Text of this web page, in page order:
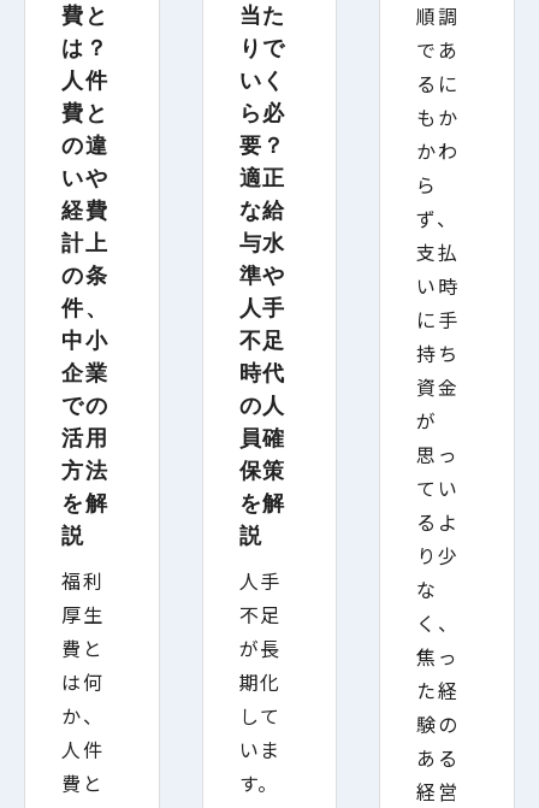
費と
は？
人件
費と
の違
いや
経費
計上
の条
件、
中小
企業
での
活用
方法
を解
説
福利
厚生
費と
は何
か、
人件
費と
当た
りで
いく
ら必
要？
適正
な給
与水
準や
人手
不足
時代
の人
員確
保策
を解
説
人手
不足
が長
期化
して
いま
す。
順調
であ
るに
もか
かわ
ら
ず、
支払
い時
に手
持ち
資金
が
思っ
てい
るよ
り少
な
く、
焦っ
た経
験の
ある
経営